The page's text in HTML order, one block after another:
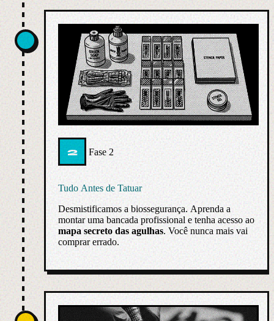
2 Fase 2
Tudo Antes de Tatuar
Desmistificamos a biossegurança. Aprenda a
montar uma bancada profissional e tenha acesso ao
mapa secreto das agulhas. Você nunca mais vai
comprar errado.